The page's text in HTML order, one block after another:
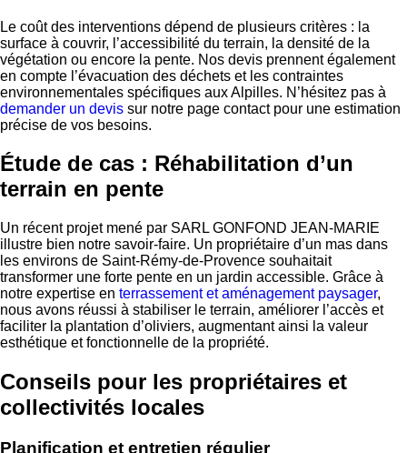
Le coût des interventions dépend de plusieurs critères : la
surface à couvrir, l’accessibilité du terrain, la densité de la
végétation ou encore la pente. Nos devis prennent également
en compte l’évacuation des déchets et les contraintes
environnementales spécifiques aux Alpilles. N’hésitez pas à
demander un devis sur notre page contact pour une estimation
précise de vos besoins.
Étude de cas : Réhabilitation d’un
terrain en pente
Un récent projet mené par SARL GONFOND JEAN-MARIE
illustre bien notre savoir-faire. Un propriétaire d’un mas dans
les environs de Saint-Rémy-de-Provence souhaitait
transformer une forte pente en un jardin accessible. Grâce à
notre expertise en terrassement et aménagement paysager,
nous avons réussi à stabiliser le terrain, améliorer l’accès et
faciliter la plantation d’oliviers, augmentant ainsi la valeur
esthétique et fonctionnelle de la propriété.
Conseils pour les propriétaires et
collectivités locales
Planification et entretien régulier